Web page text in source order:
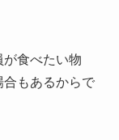
食べたい物
合もあるからで